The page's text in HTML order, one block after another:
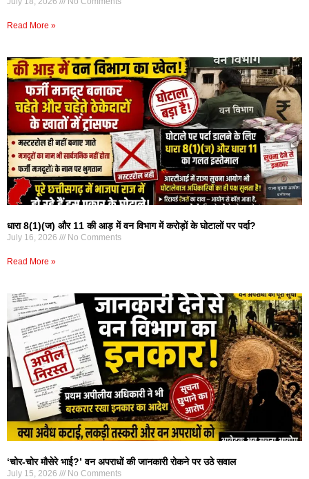
Read More »
धारा 8(1)(ज) और 11 की आड़ में वन विभाग में करोड़ों के घोटालों पर पर्दा?
July 16, 2026 No Comments
Read More »
‘चोर-चोर मौसेरे भाई?’ वन अपराधों की जानकारी रोकने पर उठे सवाल
July 15, 2026 No Comments